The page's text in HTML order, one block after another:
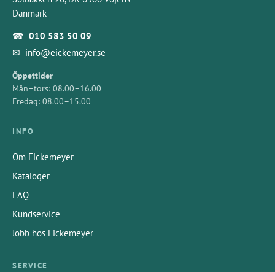
Danmark
☎ 010 583 50 09
✉ info@eickemeyer.se
Öppettider
Mån–tors: 08.00–16.00
Fredag: 08.00–15.00
INFO
Om Eickemeyer
Kataloger
FAQ
Kundservice
Jobb hos Eickemeyer
SERVICE